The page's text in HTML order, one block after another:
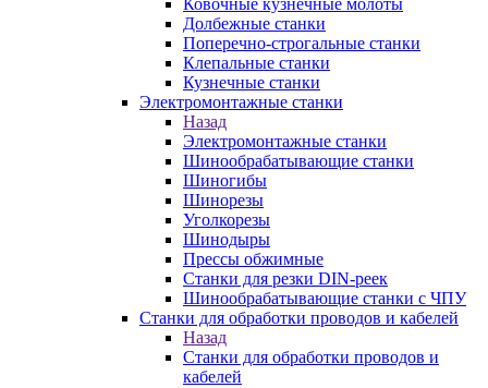
Ковочные кузнечные молоты
Долбежные станки
Поперечно-строгальные станки
Клепальные станки
Кузнечные станки
Электромонтажные станки
Назад
Электромонтажные станки
Шинообрабатывающие станки
Шиногибы
Шинорезы
Уголкорезы
Шинодыры
Прессы обжимные
Станки для резки DIN-реек
Шинообрабатывающие станки с ЧПУ
Станки для обработки проводов и кабелей
Назад
Станки для обработки проводов и
кабелей